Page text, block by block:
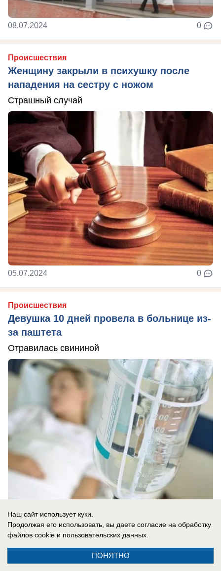
08.07.2024 0
Происшествия
Женщину закрыли в психушку после
нападения на сестру с ножом
Страшный случай
05.07.2024 0
Происшествия
Девушка 10 дней провела в больнице из-
за паштета
Отравилась свининой
17.05.2024 0
«Путин, нажми на ядерную кнопку»:
Наш сайт использует куки.
Продолжая его использовать, вы даете согласие на обработку
файлов cookie и пользовательских данных.
ПОНЯТНО